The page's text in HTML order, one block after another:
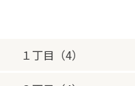
１丁目（4）